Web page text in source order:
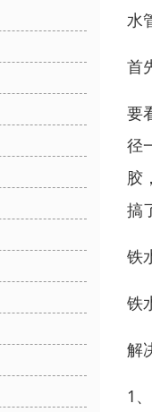
水
首
要
径
胶
搞
铁
铁
解
1